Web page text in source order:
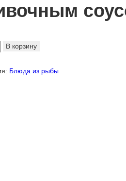
В корзину
Блюда из рыбы